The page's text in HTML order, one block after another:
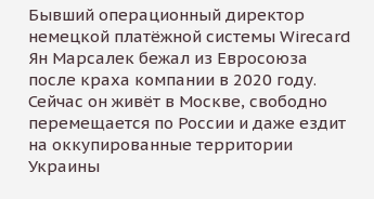
Бывший операционный директор
немецкой платёжной системы Wirecard
Ян Марсалек бежал из Евросоюза
после краха компании в 2020 году.
Сейчас он живёт в Москве, свободно
перемещается по России и даже ездит
на оккупированные территории
Украины